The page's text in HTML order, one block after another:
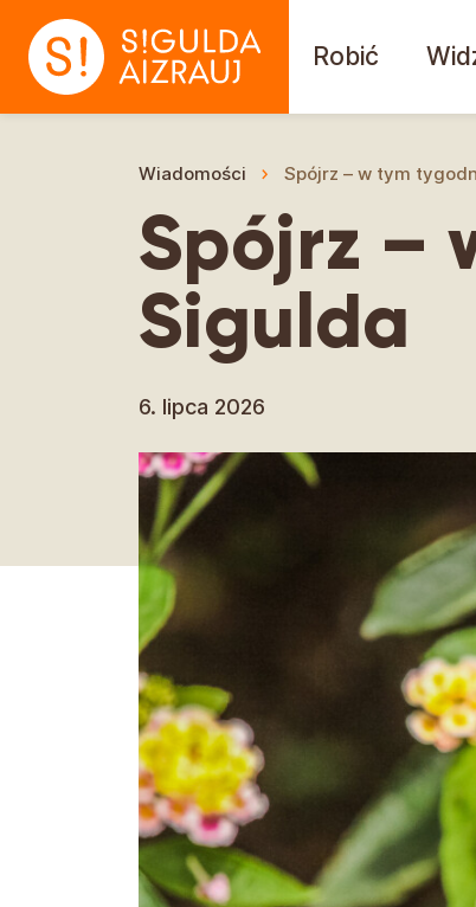
Robić
Wiadomości Spójrz – w tym
Spójrz –
Sigulda
6. lipca 2026